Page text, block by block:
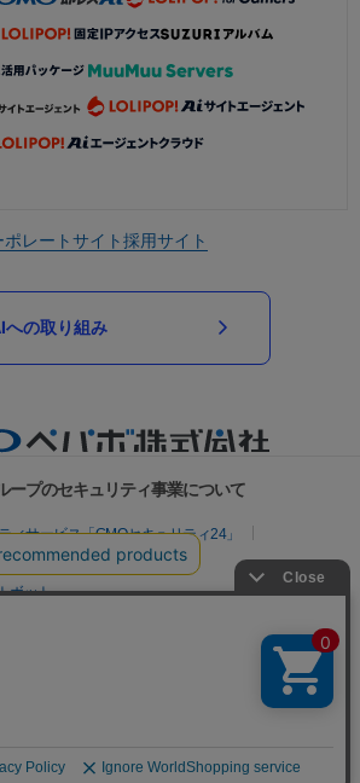
ポレートサイト採用サイト
への取り組み
ープのセキュリティ事業について
ィサービス「GMOセキュリティ24」
サイトリスク診断
ボット
Security）